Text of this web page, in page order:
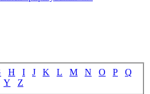
H I J K L M N O P
Q
Y Z